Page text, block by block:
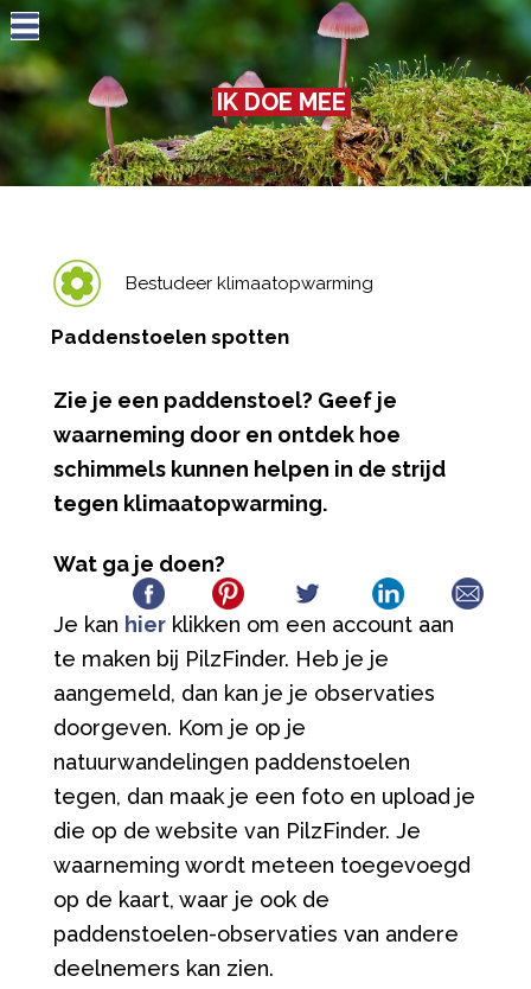
Jump to navigation
IK DOE MEE
Bestudeer klimaatopwarming
Paddenstoelen spotten
Zie je een paddenstoel? Geef je
waarneming door en ontdek hoe
schimmels kunnen helpen in de strijd
tegen klimaatopwarming.
Wat ga je doen?
Je kan hierklikken om een account aan
te maken bij PilzFinder. Heb je je
aangemeld, dan kan je je observaties
doorgeven. Kom je op je
natuurwandelingen paddenstoelen
tegen, dan maak je een foto en upload je
die op de website van PilzFinder. Je
waarneming wordt meteen toegevoegd
op de kaart, waar je ook de
paddenstoelen-observaties van andere
deelnemers kan zien.